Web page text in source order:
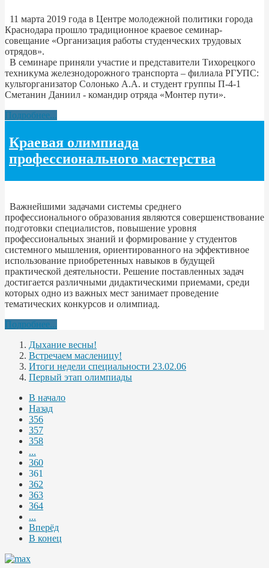
11 марта 2019 года в Центре молодежной политики города
Краснодара прошло традиционное краевое семинар-
совещание «Организация работы студенческих трудовых
отрядов».
В семинаре приняли участие и представители Тихорецкого
техникума железнодорожного транспорта – филиала РГУПС:
культорганизатор Солонько А.А. и студент группы П-4-1
Сметанин Даниил - командир отряда «Монтер пути».
Подробнее...
Краевая олимпиада
профессионального мастерства
Важнейшими задачами системы среднего
профессионального образования являются совершенствование
подготовки специалистов, повышение уровня
профессиональных знаний и формирование у студентов
системного мышления, ориентированного на эффективное
использование приобретенных навыков в будущей
практической деятельности. Решение поставленных задач
достигается различными дидактическими приемами, среди
которых одно из важных мест занимает проведение
тематических конкурсов и олимпиад.
Подробнее...
Дыхание весны!
Встречаем масленицу!
Итоги недели специальности 23.02.06
Первый этап олимпиады
В начало
Назад
356
357
358
...
360
361
362
363
364
...
Вперёд
В конец